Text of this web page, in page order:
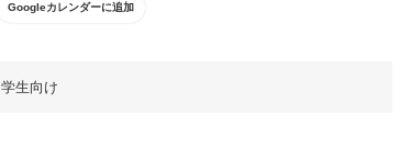
Googleカレンダーに追加
学生向け